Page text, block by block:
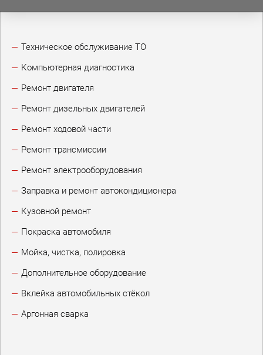
Техническое обслуживание ТО
Компьютерная диагностика
Ремонт двигателя
Ремонт дизельных двигателей
Ремонт ходовой части
Ремонт трансмиссии
Ремонт электрооборудования
Заправка и ремонт автокондиционера
Кузовной ремонт
Покраска автомобиля
Мойка, чистка, полировка
Дополнительное оборудование
Вклейка автомобильных стёкол
Аргонная сварка